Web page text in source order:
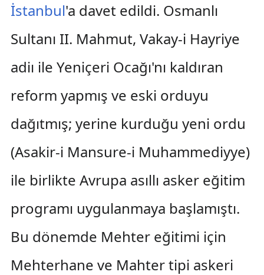
İstanbul'a davet edildi. Osmanlı
Sultanı II. Mahmut, Vakay-i Hayriye
adiı ile Yeniçeri Ocağı'nı kaldıran
reform yapmış ve eski orduyu
dağıtmış; yerine kurduğu yeni ordu
(Asakir-i Mansure-i Muhammediyye)
ile birlikte Avrupa asıllı asker eğitim
programı uygulanmaya başlamıştı.
Bu dönemde Mehter eğitimi için
Mehterhane ve Mahter tipi askeri